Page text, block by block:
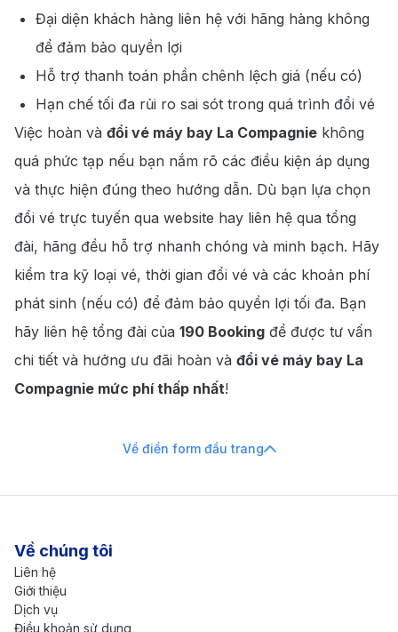
Đại diện khách hàng liên hệ với hãng hàng không
để đảm bảo quyền lợi
Hỗ trợ thanh toán phần chênh lệch giá (nếu có)
Hạn chế tối đa rủi ro sai sót trong quá trình đổi vé
Việc hoàn và đổi vé máy bay La Compagnie không
quá phức tạp nếu bạn nắm rõ các điều kiện áp dụng
và thực hiện đúng theo hướng dẫn. Dù bạn lựa chọn
đổi vé trực tuyến qua website hay liên hệ qua tổng
đài, hãng đều hỗ trợ nhanh chóng và minh bạch. Hãy
kiểm tra kỹ loại vé, thời gian đổi vé và các khoản phí
phát sinh (nếu có) để đảm bảo quyền lợi tối đa. Bạn
hãy liên hệ tổng đài của 190 Booking để được tư vấn
chi tiết và hưởng ưu đãi hoàn và đổi vé máy bay La
Compagnie mức phí thấp nhất!
Về điền form đầu trang
Về chúng tôi
Liên hệ
Giới thiệu
Dịch vụ
Điều khoản sử dụng